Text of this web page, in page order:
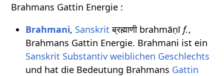
Brahmans Gattin Energie :
Brahmani, Sanskrit ब्रह्माणी brahmāṇī f.,
Brahmans Gattin Energie. Brahmani ist ein
Sanskrit Substantiv weiblichen Geschlechts
und hat die Bedeutung Brahmans Gattin